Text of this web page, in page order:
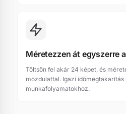
Méretezzen át egyszerre
Töltsön fel akár 24 képet, és
mozdulattal. Igazi időmegtakarítás
munkafolyamatokhoz.